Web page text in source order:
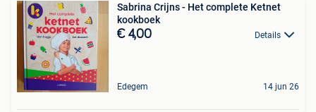
Sabrina Crijns - Het complete Ketnet
kookboek
€ 4,00 Details
Edegem 14 jun 26